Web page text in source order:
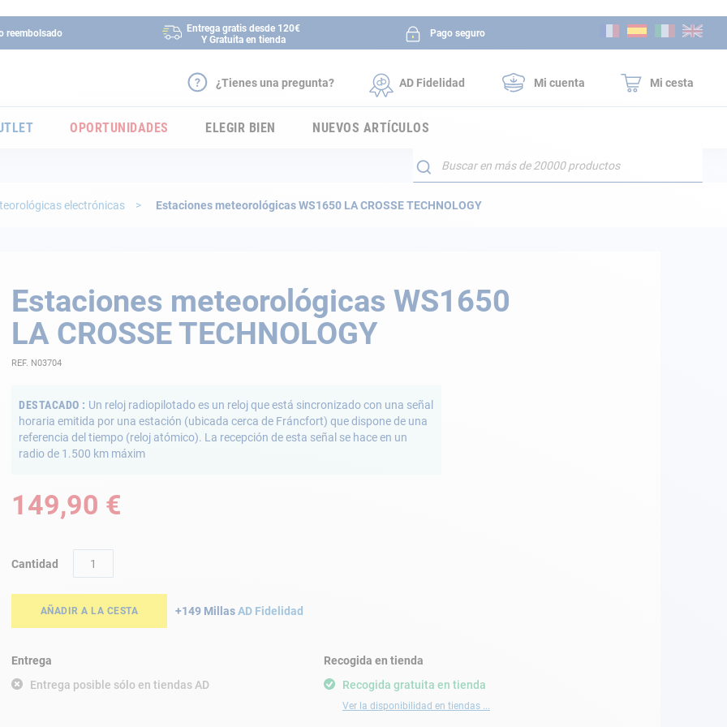
reembolsado
Entrega gratis desde 120€
Y Gratuita en tienda
Pago seguro
¿Tienes una pregunta? AD Fidelidad Mi cuenta Mi cesta
OPORTUNIDADES ELEGIR BIEN NUEVOS ARTÍCULOS
Buscar
electrónicas Estaciones meteorológicas WS1650 LA CROSSE TECHNOLOGY
Estaciones meteorológicas WS1650
LA CROSSE TECHNOLOGY
REF. N03704
DESTACADO
Un reloj radiopilotado es un reloj que está sincronizado con una señal
horaria emitida por una estación (ubicada cerca de Fráncfort) que dispone de una
referencia del tiempo (reloj atómico). La recepción de esta señal se hace en un
radio de 1.500 km máxim
149,90 €
Cantidad
AÑADIR A LA CESTA +149 MillasAD Fidelidad
Entrega
Entrega posible sólo en tiendas AD
Recogida gratuita en tienda
Ver la disponibilidad en tiendas ...
Recogida en tienda